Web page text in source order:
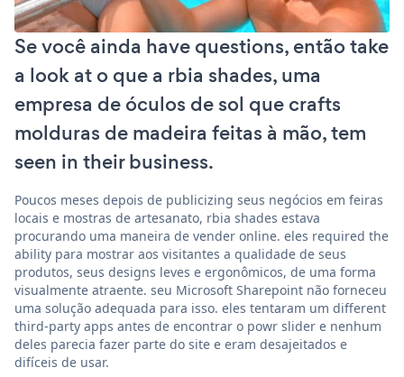
Se você ainda have questions, então take
a look at o que a rbia shades, uma
empresa de óculos de sol que crafts
molduras de madeira feitas à mão, tem
seen in their business.
Poucos meses depois de publicizing seus negócios em feiras
locais e mostras de artesanato, rbia shades estava
procurando uma maneira de vender online. eles required the
ability para mostrar aos visitantes a qualidade de seus
produtos, seus designs leves e ergonômicos, de uma forma
visualmente atraente. seu Microsoft Sharepoint não forneceu
uma solução adequada para isso. eles tentaram um different
third-party apps antes de encontrar o powr slider e nenhum
deles parecia fazer parte do site e eram desajeitados e
difíceis de usar.